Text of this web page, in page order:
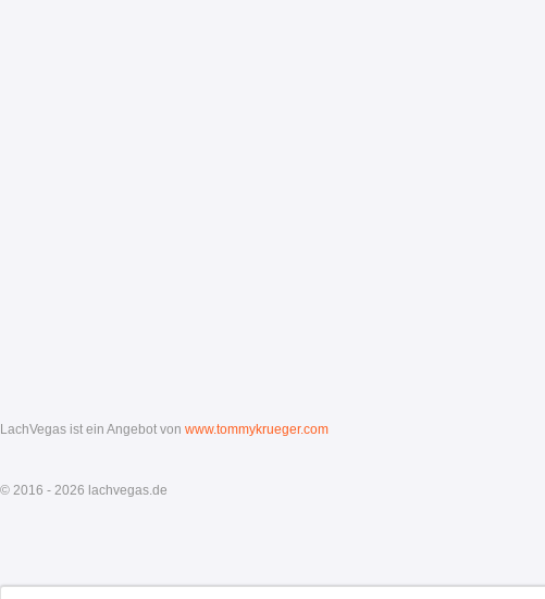
LachVegas ist ein Angebot von www.tommykrueger.com
© 2016 - 2026 lachvegas.de